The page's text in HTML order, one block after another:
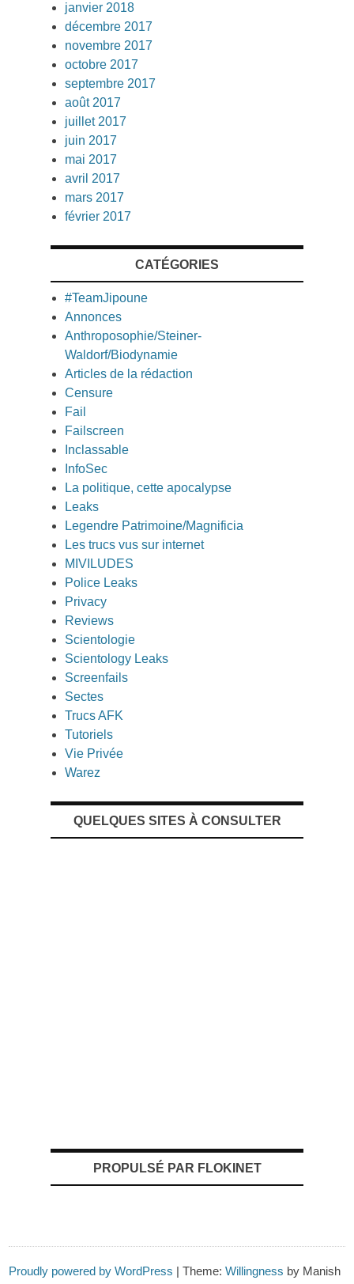
janvier 2018
décembre 2017
novembre 2017
octobre 2017
septembre 2017
août 2017
juillet 2017
juin 2017
mai 2017
avril 2017
mars 2017
février 2017
CATÉGORIES
#TeamJipoune
Annonces
Anthroposophie/Steiner-
Waldorf/Biodynamie
Articles de la rédaction
Censure
Fail
Failscreen
Inclassable
InfoSec
La politique, cette apocalypse
Leaks
Legendre Patrimoine/Magnificia
Les trucs vus sur internet
MIVILUDES
Police Leaks
Privacy
Reviews
Scientologie
Scientology Leaks
Screenfails
Sectes
Trucs AFK
Tutoriels
Vie Privée
Warez
QUELQUES SITES À CONSULTER
PROPULSÉ PAR FLOKINET
Proudly powered by WordPress |Theme:Willingness by Manish